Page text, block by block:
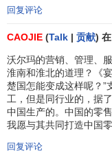
视栏目，沃尔玛筹集
沃尔顿还积极资
助拉丁美洲的学生到
美国精选”商品营业
学、科学与计算机的
细分市场
回复评论
CAOJIE (Talk | 贡献)
沃尔玛的营销、管理、
淮南和淮北的道理？《
楚国怎能变成这样呢？”
工，但是同行业的，据
中国生产的。中国的零
我愿与其共同打造中国
回复评论